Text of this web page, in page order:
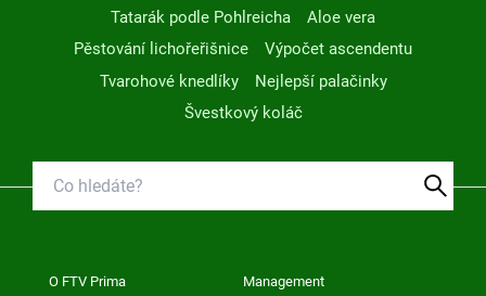
Tatarák podle Pohlreicha
Aloe vera
Pěstování lichořeřišnice
Výpočet ascendentu
Tvarohové knedlíky
Nejlepší palačinky
Švestkový koláč
O FTV Prima Management